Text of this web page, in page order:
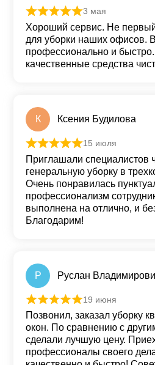
Оценка
3 мая
Хороший сервис. Не
для уборки наших офисов.
профессионально и
качественные средства
К Ксения Будилова
Оценка
15 июля
Приглашали специалистов
генеральную уборку в
Очень понравилась
профессионализм
выполнена на отлично, и
Благодарим!
Р Руслан
Оценка
19 июня
Позвонил, заказал уборку
окон. По сравнению с
сделали лучшую цену.
профессионалы своего